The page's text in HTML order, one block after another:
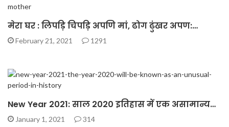
मेरा घर : लिपड़ि चिपड़ि अपणि मां, ढोग ढुंखर अपण:…
February 21, 2021 1291
New Year 2021: साल 2020 इतिहास में एक असामान्य…
January 1, 2021 314